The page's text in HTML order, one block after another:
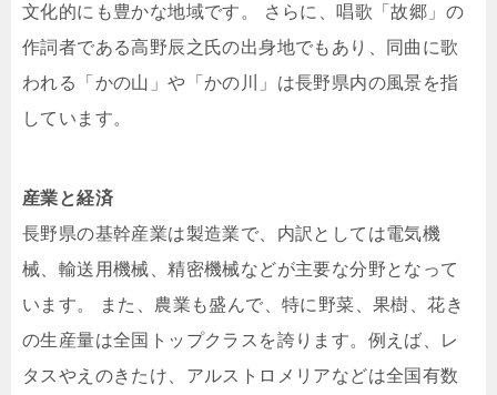
文化的にも豊かな地域です。 ​さらに、唱歌「故郷」の
作詞者である高野辰之氏の出身地でもあり、同曲に歌
われる「かの山」や「かの川」は長野県内の風景を指
しています。 ​
産業と経済
長野県の基幹産業は製造業で、内訳としては電気機
械、輸送用機械、精密機械などが主要な分野となって
います。 ​また、農業も盛んで、特に野菜、果樹、花き
の生産量は全国トップクラスを誇ります。​例えば、レ
タスやえのきたけ、アルストロメリアなどは全国有数